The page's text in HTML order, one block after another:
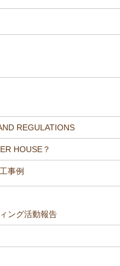
REGULATIONS
HOUSE？
事例
ング活動報告